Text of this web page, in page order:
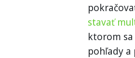
stavať
ktorom
pohľady